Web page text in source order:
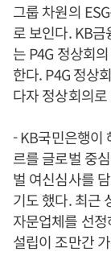
그룹 차원의
로 보인다. KB
는 P4G 정상회
한다. P4G 정상
다자 정상회의
- KB국민은행이
르를 글로벌 중
벌 여신심사를
기도 했다. 최근
자문업체를 선
설립이 조만간